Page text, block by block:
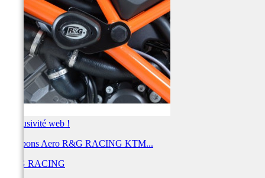
Exclusivité web !
Tampons Aero R&G RACING KTM...
R&G RACING